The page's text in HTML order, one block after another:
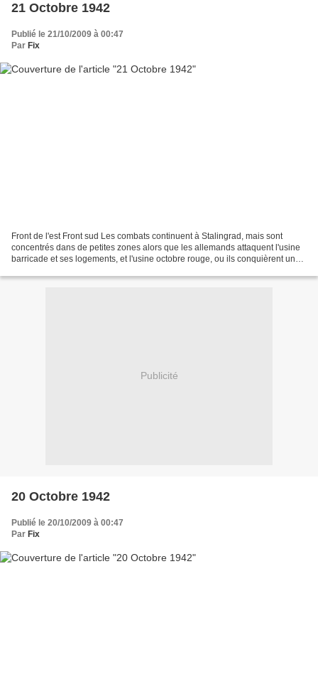
21 Octobre 1942
Publié le 21/10/2009 à 00:47
Par Fix
Front de l'est Front sud Les combats continuent à Stalingrad, mais sont
concentrés dans de petites zones alors que les allemands attaquent l'usine
barricade et ses logements, et l'usine octobre rouge, ou ils conquièrent un
Publicité
20 Octobre 1942
Publié le 20/10/2009 à 00:47
Par Fix